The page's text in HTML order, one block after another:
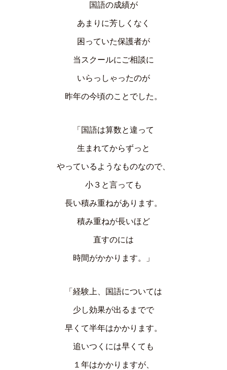
国語の成績が
あまりに芳しくなく
困っていた保護者が
当スクールにご相談に
いらっしゃったのが
昨年の今頃のことでした。
「国語は算数と違って
生まれてからずっと
やっているようなものなので、
小３と言っても
長い積み重ねがあります。
積み重ねが長いほど
直すのには
時間がかかります。」
「経験上、国語については
少し効果が出るまでで
早くて半年はかかります。
追いつくには早くても
１年はかかりますが、